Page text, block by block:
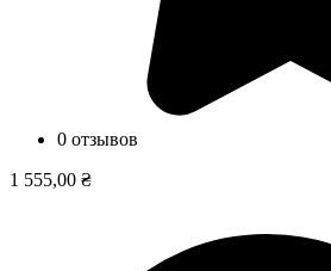
0 отзывов
1 555,00 ₴